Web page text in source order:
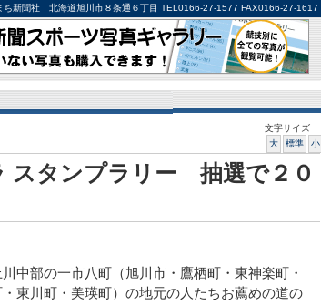
ち新聞社 北海道旭川市８条通６丁目 TEL0166-27-1577 FAX0166-27-1617
文字サイズ
大
標準 小
スタンプラリー 抽選で２０
中部の一市八町（旭川市・鷹栖町・東神楽町・
東川町・美瑛町）の地元の人たちお薦めの道の